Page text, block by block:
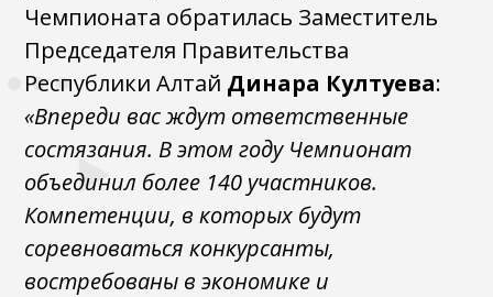
Чемпионата обратилась Заместитель
Председателя Правительства
Республики Алтай Динара Култуева:
«Впереди вас ждут ответственные
состязания. В этом году Чемпионат
объединил более 140 участников.
Компетенции, в которых будут
соревноваться конкурсанты,
востребованы в экономике и